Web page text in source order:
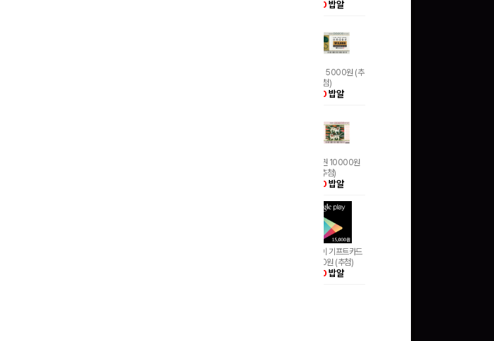
문화상품권 5000원 (추
문화상품권 10000원
구글 플레이 기프트카드
15,000원 (추첨)